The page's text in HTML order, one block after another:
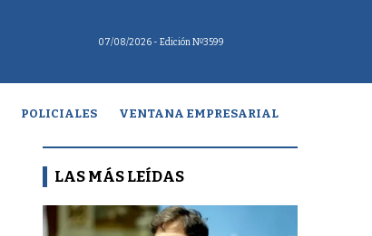
07/08/2026 - Edición Nº3599
POLICIALES VENTANA EMPRESARIAL
LAS MÁS LEÍDAS